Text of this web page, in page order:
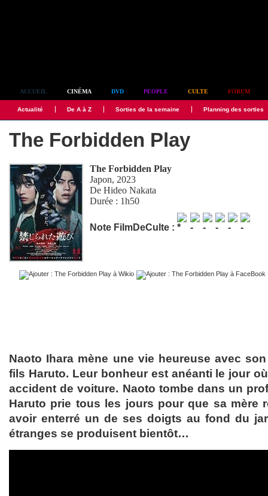
ACCUEIL CINÉMA DVD PEOPLE CULTE FORUM
Actualité De A à Z Sorties de la semaine Planning des sorties
The Forbidden Play
The Forbidden Play
Japon, 2023
DeHideo Nakata
Durée : 1h50
Note FilmDeCulte :
Naoto Ihara mène une vie heureuse avec
fils Haruto. Leur bonheur est anéanti le jour
accident de voiture. Naoto tombe dans un
Haruto prie tous les jours pour que sa mère
avoir enterré un de ses doigts au fond du
étranges se produisent bientôt…